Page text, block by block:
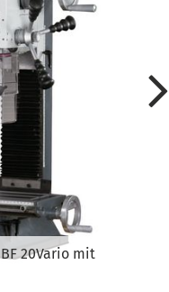
20Vario mit